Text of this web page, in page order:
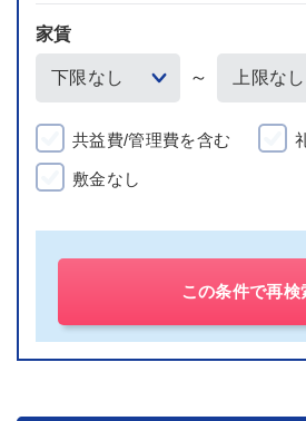
家賃
～
共益費/管理費を含む
敷金なし
この条件で再検